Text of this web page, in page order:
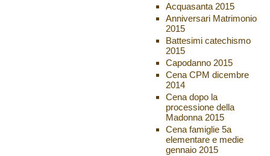
Acquasanta 2015
Anniversari Matrimonio
2015
Battesimi catechismo
2015
Capodanno 2015
Cena CPM dicembre
2014
Cena dopo la
processione della
Madonna 2015
Cena famiglie 5a
elementare e medie
gennaio 2015